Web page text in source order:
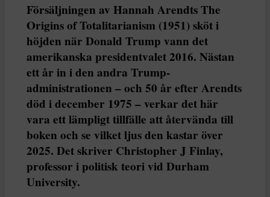
Försäljningen av Hannah Arendts The
Origins of Totalitarianism (1951) sköt i
höjden när Donald Trump vann det
amerikanska presidentvalet 2016. Nästan
ett år in i den andra Trump-
administrationen – och 50 år efter Arendts
död i december 1975 – verkar det här
vara ett lämpligt tillfälle att återvända till
boken och se vilket ljus den kastar över
2025. Det skriver Christopher J Finlay,
professor i politisk teori vid Durham
University.